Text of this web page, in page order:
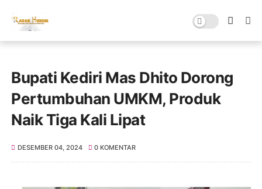
Bupati Kediri Mas Dhito Dorong
Pertumbuhan UMKM, Produk
Naik Tiga Kali Lipat
DESEMBER 04, 2024 0 KOMENTAR